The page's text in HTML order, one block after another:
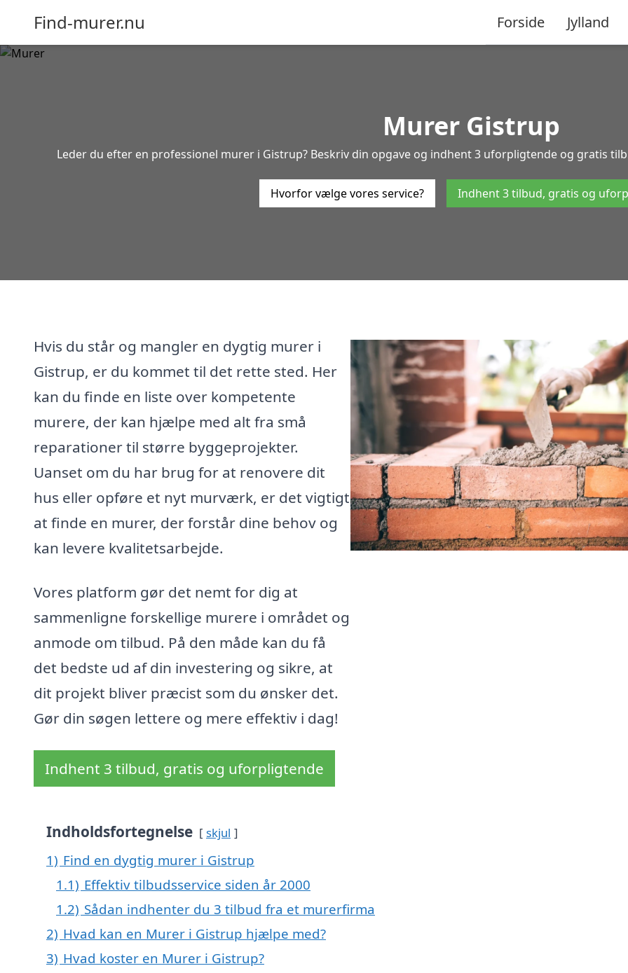
Find-murer.nu Forside Jylland
Murer Gistrup
Leder du efter en professionel murer i Gistrup? Beskriv din opgave og indhent 3 uforpligtende og gratis
Hvorfor vælge vores service? Indhent 3 tilbud, gratis og
Hvis du står og mangler en dygtig murer i
Gistrup, er du kommet til det rette sted. Her
kan du finde en liste over kompetente
murere, der kan hjælpe med alt fra små
reparationer til større byggeprojekter.
Uanset om du har brug for at renovere dit
hus eller opføre et nyt murværk, er det vigtigt
at finde en murer, der forstår dine behov og
kan levere kvalitetsarbejde.
Vores platform gør det nemt for dig at
sammenligne forskellige murere i området og
anmode om tilbud. På den måde kan du få
det bedste ud af din investering og sikre, at
dit projekt bliver præcist som du ønsker det.
Gør din søgen lettere og mere effektiv i dag!
Indhent 3 tilbud, gratis og uforpligtende
Indholdsfortegnelse skjul
1) Find en dygtig murer i Gistrup
1.1) Effektiv tilbudsservice siden år 2000
1.2) Sådan indhenter du 3 tilbud fra et murerfirma
2) Hvad kan en Murer i Gistrup hjælpe med?
3) Hvad koster en Murer i Gistrup?